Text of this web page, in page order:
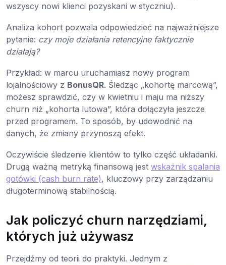
wszyscy nowi klienci pozyskani w styczniu).
Analiza kohort pozwala odpowiedzieć na najważniejsze
pytanie: czy moje działania retencyjne faktycznie
działają?
Przykład: w marcu uruchamiasz nowy program
lojalnościowy z BonusQR. Śledząc „kohortę marcową”,
możesz sprawdzić, czy w kwietniu i maju ma niższy
churn niż „kohorta lutowa”, która dołączyła jeszcze
przed programem. To sposób, by udowodnić na
danych, że zmiany przynoszą efekt.
Oczywiście śledzenie klientów to tylko część układanki.
Drugą ważną metryką finansową jest wskaźnik spalania
gotówki (cash burn rate), kluczowy przy zarządzaniu
długoterminową stabilnością.
Jak policzyć churn narzędziami,
których już używasz
Przejdźmy od teorii do praktyki. Jednym z